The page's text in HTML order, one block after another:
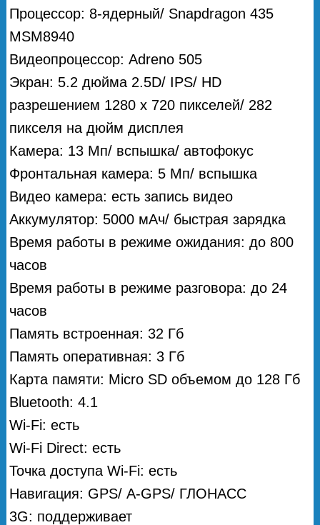
Процессор: 8-ядерный/ Snapdragon 435
MSM8940
Видеопроцессор: Adreno 505
Экран: 5.2 дюйма 2.5D/ IPS/ HD
разрешением 1280 х 720 пикселей/ 282
пикселя на дюйм дисплея
Камера: 13 Мп/ вспышка/ автофокус
Фронтальная камера: 5 Мп/ вспышка
Видео камера: есть запись видео
Аккумулятор: 5000 мАч/ быстрая зарядка
Время работы в режиме ожидания: до 800
часов
Время работы в режиме разговора: до 24
часов
Память встроенная: 32 Гб
Память оперативная: 3 Гб
Карта памяти: Micro SD объемом до 128 Гб
Bluetooth: 4.1
Wi-Fi: есть
Wi-Fi Direct: есть
Точка доступа Wi-Fi: есть
Навигация: GPS/ А-GPS/ ГЛОНАСС
3G: поддерживает